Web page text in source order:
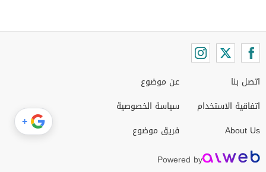
اتصل بنا
اتفاقية الاستخدام
About Us
عن موضوع
سياسة الخصوصية
فريق موضوع
Powered by
+